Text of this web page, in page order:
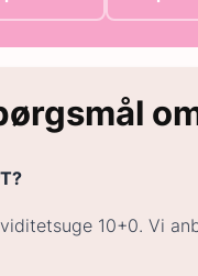
10+0. Vi